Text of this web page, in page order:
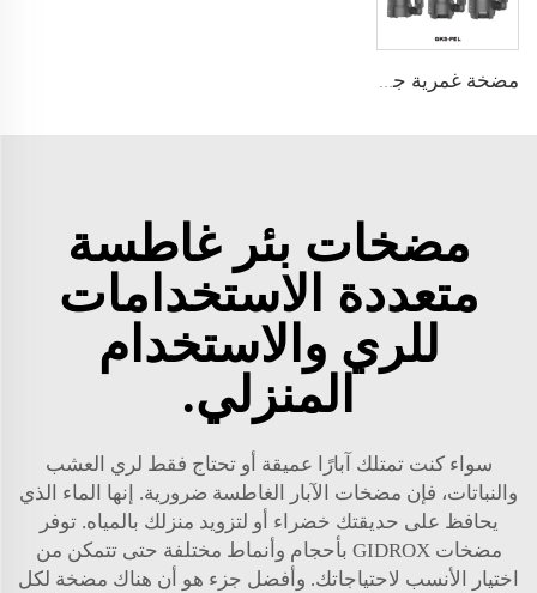
مضخة غمرية جاردين GIDROX للتعامل مع المياه القذرة والمياه العذبة - GKS-PEL
مضخات بئر غاطسة
متعددة الاستخدامات
للري والاستخدام
المنزلي.
سواء كنت تمتلك آبارًا عميقة أو تحتاج فقط لري العشب
والنباتات، فإن مضخات الآبار الغاطسة ضرورية. إنها الماء الذي
يحافظ على حديقتك خضراء أو لتزويد منزلك بالمياه. توفر
مضخات GIDROX بأحجام وأنماط مختلفة حتى تتمكن من
اختيار الأنسب لاحتياجاتك. وأفضل جزء هو أن هناك مضخة لكل